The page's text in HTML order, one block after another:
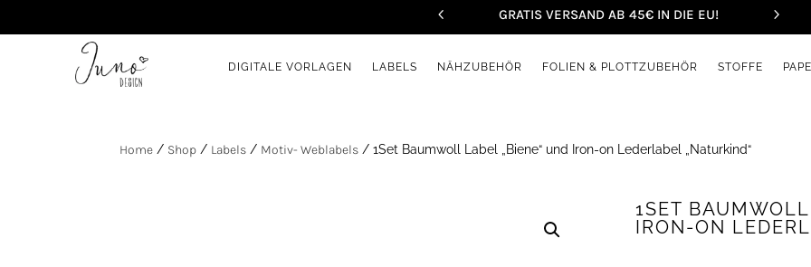
GRATIS VERSAND AB 45€ IN DIE EU!
DIGITALE VORLAGEN LABELS NÄHZUBEHÖR FOLIEN & PLOTTZUBEHÖR STOFFE
Home / Shop / Labels / Motiv- Weblabels / 1Set Baumwoll Label „Biene“ und Iron-on Lederlabel „Naturkind“
1SET
IRON-ON